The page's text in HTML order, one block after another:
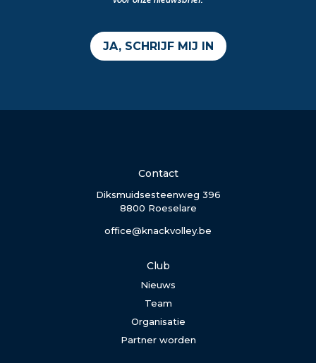
JA, SCHRIJF MIJ IN
Contact
Diksmuidsesteenweg 396
8800 Roeselare
office@knackvolley.be
Club
Nieuws
Team
Organisatie
Partner worden